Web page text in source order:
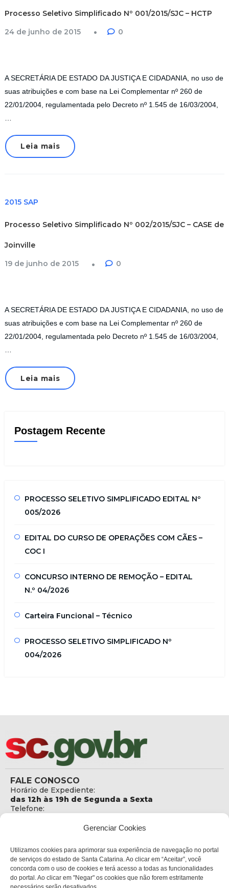
Gerenciar Cookies
Utilizamos cookies para aprimorar sua experiência de navegação no portal
de serviços do estado de Santa Catarina. Ao clicar em “Aceitar”, você
concorda com o uso de cookies e terá acesso a todas as funcionalidades
do portal. Ao clicar em "Negar" os cookies que não forem estritamente
Processo Seletivo Simplificado Nº 001/2015/SJC – HCTP
24 de junho de 2015
0
A SECRETÁRIA DE ESTADO DA JUSTIÇA E CIDADANIA, no uso de
suas atribuições e com base na Lei Complementar nº 260 de
22/01/2004, regulamentada pelo Decreto nº 1.545 de 16/03/2004,
Leia mais
2015 SAP
Processo Seletivo Simplificado Nº 002/2015/SJC – CASE de
Joinville
19 de junho de 2015
0
A SECRETÁRIA DE ESTADO DA JUSTIÇA E CIDADANIA, no uso de
suas atribuições e com base na Lei Complementar nº 260 de
22/01/2004, regulamentada pelo Decreto nº 1.545 de 16/03/2004,
Leia mais
Postagem Recente
PROCESSO SELETIVO SIMPLIFICADO EDITAL Nº
005/2026
EDITAL DO CURSO DE OPERAÇÕES COM CÃES –
COC I
CONCURSO INTERNO DE REMOÇÃO – EDITAL
N.º 04/2026
Carteira Funcional – Técnico
PROCESSO SELETIVO SIMPLIFICADO Nº
004/2026
FALE CONOSCO
Horário de Expediente:
das 12h às 19h de Segunda a Sexta
Telefone:
Telefone da Ouvidoria:
0800-6448500
ENDEREÇO
SEJURI - Secretaria de Estado de Justiça e Reintegração